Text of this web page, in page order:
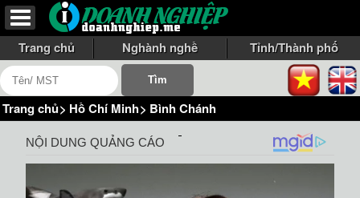
Trang chủ Nghành nghề Tỉnh/Thành phố
Trang chủ> Hồ Chí Minh> Bình Chánh